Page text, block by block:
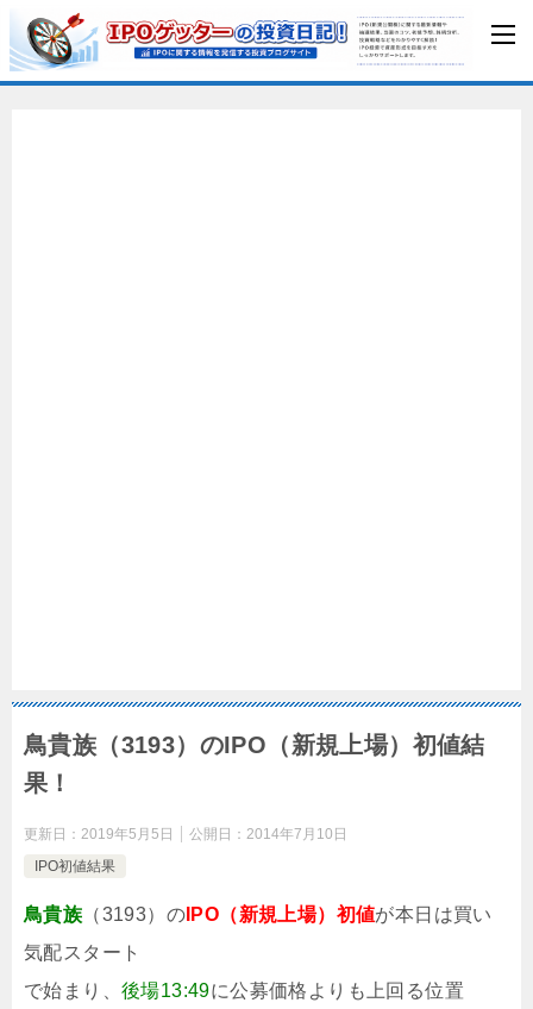
鳥貴族（3193）のIPO（新規上場）初値結
果！
更新日： 2019年5月5日 公開日： 2014年7月10日
IPO初値結果
鳥貴族 （3193）の IPO（新規上場）初値が本日は買い
気配スタート
で始まり、 後場13:49に公募価格よりも上回る位置